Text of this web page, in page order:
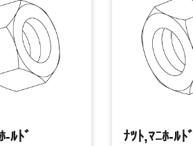
-ﾙﾄﾞ ﾅﾂﾄ,ﾏﾆﾎ-ﾙﾄﾞ